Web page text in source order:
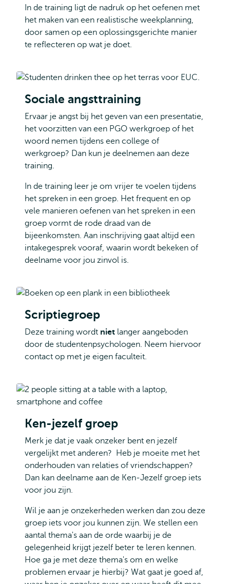
In de training ligt de nadruk op het oefenen met
het maken van een realistische weekplanning,
door samen op een oplossingsgerichte manier
te reflecteren op wat je doet.
Sociale angsttraining
Ervaar je angst bij het geven van een presentatie,
het voorzitten van een PGO werkgroep of het
woord nemen tijdens een college of
werkgroep? Dan kun je deelnemen aan deze
training.
In de training leer je om vrijer te voelen tijdens
het spreken in een groep. Het frequent en op
vele manieren oefenen van het spreken in een
groep vormt de rode draad van de
bijeenkomsten. Aan inschrijving gaat altijd een
intakegesprek vooraf, waarin wordt bekeken of
deelname voor jou zinvol is.
Scriptiegroep
Deze training wordt niet langer aangeboden
door de studentenpsychologen. Neem hiervoor
contact op met je eigen faculteit.
Ken-jezelf groep
Merk je dat je vaak onzeker bent en jezelf
vergelijkt met anderen? Heb je moeite met het
onderhouden van relaties of vriendschappen?
Dan kan deelname aan de Ken-Jezelf groep iets
voor jou zijn.
Wil je aan je onzekerheden werken dan zou deze
groep iets voor jou kunnen zijn. We stellen een
aantal thema's aan de orde waarbij je de
gelegenheid krijgt jezelf beter te leren kennen.
Hoe ga je met deze thema's om en welke
problemen ervaar je hierbij? Wat gaat je goed af,